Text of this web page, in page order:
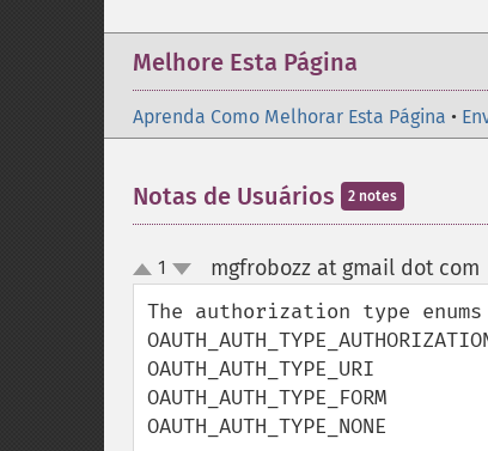
Melhore Esta Página
Aprenda Como Melhorar Esta Página •
Notas de Usuários 2 notes
up
down
1 mgfrobozz at gmail dot com
The authorization type
OAUTH_AUTH_TYPE_URI
OAUTH_AUTH_TYPE_FORM
OAUTH_AUTH_TYPE_NONE